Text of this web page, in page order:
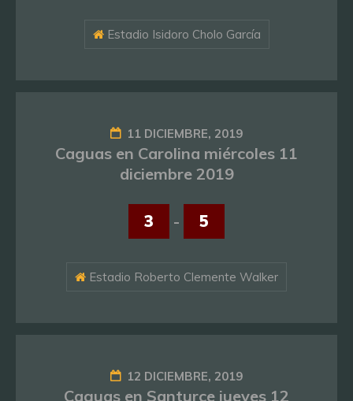
Estadio Isidoro Cholo García
11 DICIEMBRE, 2019
Caguas en Carolina miércoles 11
diciembre 2019
3 - 5
Estadio Roberto Clemente Walker
12 DICIEMBRE, 2019
Caguas en Santurce jueves 12